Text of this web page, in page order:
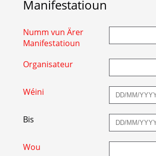
Manifestatioun
Numm vun Ärer
Manifestatioun
Organisateur
Wéini
Bis
Wou